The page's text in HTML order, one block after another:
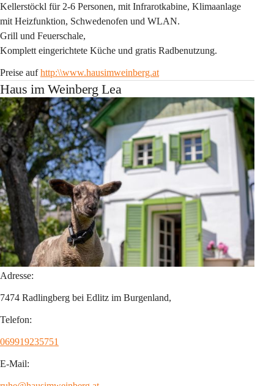
Kellerstöckl für 2-6 Personen, mit Infrarotkabine, Klimaanlage
mit Heizfunktion, Schwedenofen und WLAN.
Grill und Feuerschale,
Komplett eingerichtete Küche und gratis Radbenutzung.
Preise auf http:\\www.hausimweinberg.at
Haus im Weinberg Lea
Adresse:
7474 Radlingberg bei Edlitz im Burgenland,
Telefon:
069919235751
E-Mail: